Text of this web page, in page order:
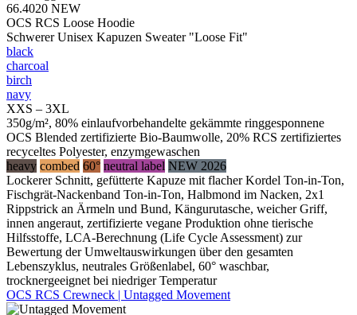
66.4020 NEW
OCS RCS Loose Hoodie
Schwerer Unisex Kapuzen Sweater "Loose Fit"
black
charcoal
birch
navy
XXS – 3XL
350g/m², 80% einlaufvorbehandelte gekämmte ringgesponnene
OCS Blended zertifizierte Bio-Baumwolle, 20% RCS zertifiziertes
recyceltes Polyester, enzymgewaschen
heavy combed 60° neutral label NEW 2026
Lockerer Schnitt, gefütterte Kapuze mit flacher Kordel Ton-in-Ton,
Fischgrät-Nackenband Ton-in-Ton, Halbmond im Nacken, 2x1
Rippstrick an Ärmeln und Bund, Kängurutasche, weicher Griff,
innen angeraut, zertifizierte vegane Produktion ohne tierische
Hilfsstoffe, LCA-Berechnung (Life Cycle Assessment) zur
Bewertung der Umweltauswirkungen über den gesamten
Lebenszyklus, neutrales Größenlabel, 60° waschbar,
trocknergeeignet bei niedriger Temperatur
OCS RCS Crewneck | Untagged Movement